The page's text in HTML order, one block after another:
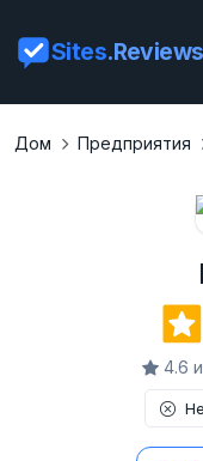
Sites.Reviews
Дом Предприятия
4.6